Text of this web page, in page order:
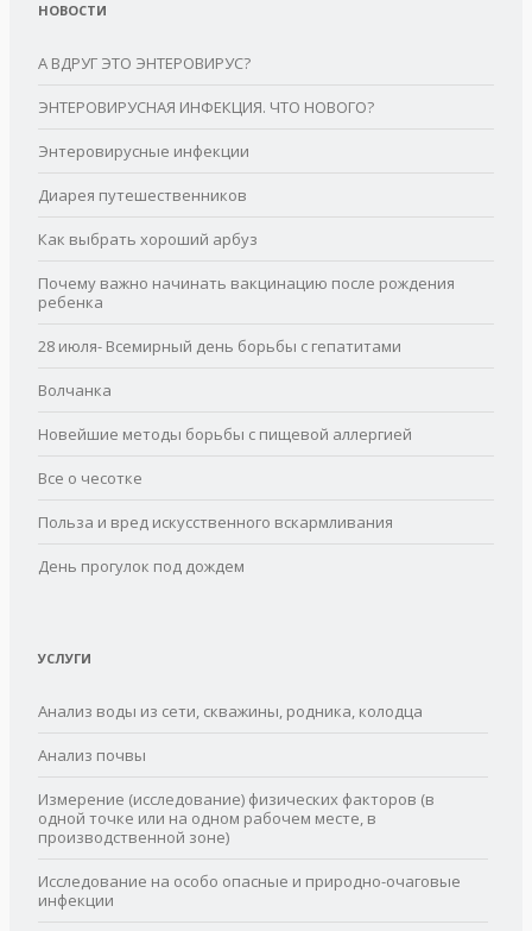
НОВОСТИ
А ВДРУГ ЭТО ЭНТЕРОВИРУС?
ЭНТЕРОВИРУСНАЯ ИНФЕКЦИЯ. ЧТО НОВОГО?
Энтеровирусные инфекции
Диарея путешественников
Как выбрать хороший арбуз
Почему важно начинать вакцинацию после рождения
ребенка
28 июля- Всемирный день борьбы с гепатитами
Волчанка
Новейшие методы борьбы с пищевой аллергией
Все о чесотке
Польза и вред искусственного вскармливания
День прогулок под дождем
УСЛУГИ
Анализ воды из сети, скважины, родника, колодца
Анализ почвы
Измерение (исследование) физических факторов (в
одной точке или на одном рабочем месте, в
производственной зоне)
Исследование на особо опасные и природно-очаговые
инфекции